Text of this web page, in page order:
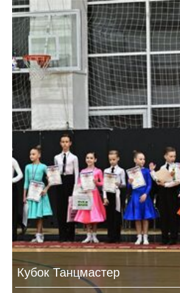
Кубок Танцмастер